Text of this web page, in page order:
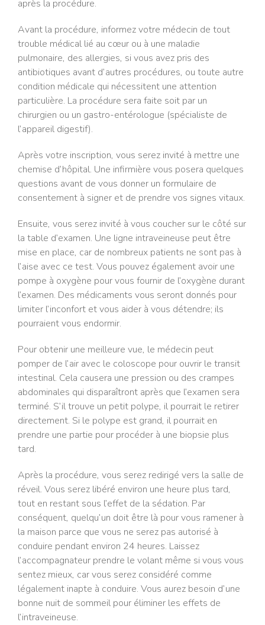
après la procédure.
Avant la procédure, informez votre médecin de tout
trouble médical lié au cœur ou à une maladie
pulmonaire, des allergies, si vous avez pris des
antibiotiques avant d’autres procédures, ou toute autre
condition médicale qui nécessitent une attention
particulière. La procédure sera faite soit par un
chirurgien ou un gastro-entérologue (spécialiste de
l’appareil digestif).
Après votre inscription, vous serez invité à mettre une
chemise d’hôpital. Une infirmière vous posera quelques
questions avant de vous donner un formulaire de
consentement à signer et de prendre vos signes vitaux.
Ensuite, vous serez invité à vous coucher sur le côté sur
la table d’examen. Une ligne intraveineuse peut être
mise en place, car de nombreux patients ne sont pas à
l’aise avec ce test. Vous pouvez également avoir une
pompe à oxygène pour vous fournir de l’oxygène durant
l’examen. Des médicaments vous seront donnés pour
limiter l’inconfort et vous aider à vous détendre; ils
pourraient vous endormir.
Pour obtenir une meilleure vue, le médecin peut
pomper de l’air avec le coloscope pour ouvrir le transit
intestinal. Cela causera une pression ou des crampes
abdominales qui disparaîtront après que l’examen sera
terminé. S’il trouve un petit polype, il pourrait le retirer
directement. Si le polype est grand, il pourrait en
prendre une partie pour procéder à une biopsie plus
tard.
Après la procédure, vous serez redirigé vers la salle de
réveil. Vous serez libéré environ une heure plus tard,
tout en restant sous l’effet de la sédation. Par
conséquent, quelqu’un doit être là pour vous ramener à
la maison parce que vous ne serez pas autorisé à
conduire pendant environ 24 heures. Laissez
l’accompagnateur prendre le volant même si vous vous
sentez mieux, car vous serez considéré comme
légalement inapte à conduire. Vous aurez besoin d’une
bonne nuit de sommeil pour éliminer les effets de
l’intraveineuse.